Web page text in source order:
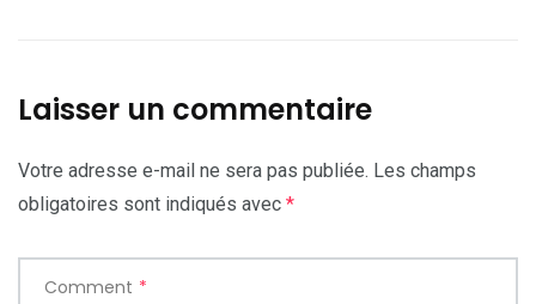
Laisser un commentaire
Votre adresse e-mail ne sera pas publiée. Les champs
obligatoires sont indiqués avec *
Comment *